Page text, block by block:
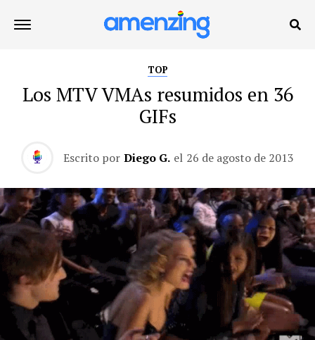
TOP
Los MTV VMAs resumidos en 36
GIFs
Escrito por Diego G. el 26 de agosto de 2013